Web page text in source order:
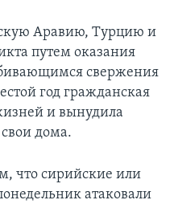
Аравию, Турцию и
путем оказания
свержения
год гражданская
и вынудила
дома.
что сирийские или
атаковали